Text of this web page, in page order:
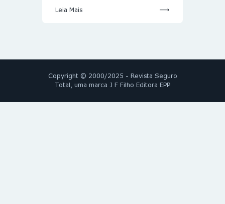
Leia Mais
Copyright © 2000/2025 - Revista Seguro
Total, uma marca J F Filho Editora EPP